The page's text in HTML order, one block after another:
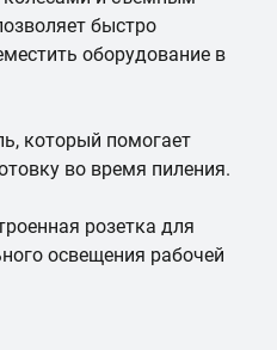
быстро
оборудование в
который помогает
во время пиления.
розетка для
освещения рабочей